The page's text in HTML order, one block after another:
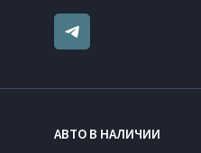
АВТО В НАЛИЧИИ